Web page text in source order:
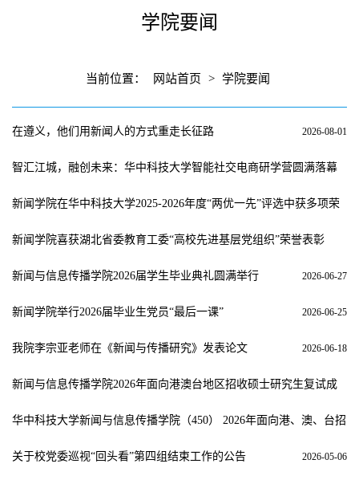
学院要闻
当前位置： 网站首页 > 学院要闻
在遵义，他们用新闻人的方式重走长征路 2026-08-01
智汇江城，融创未来：华中科技大学智能社交电商研学营圆满落幕
新闻学院在华中科技大学2025-2026年度“两优一先”评选中获多项荣
新闻学院喜获湖北省委教育工委“高校先进基层党组织”荣誉表彰
新闻与信息传播学院2026届学生毕业典礼圆满举行 2026-06-27
新闻学院举行2026届毕业生党员“最后一课” 2026-06-25
我院李宗亚老师在《新闻与传播研究》发表论文 2026-06-18
新闻与信息传播学院2026年面向港澳台地区招收硕士研究生复试成
华中科技大学新闻与信息传播学院（450） 2026年面向港、澳、台招
关于校党委巡视“回头看”第四组结束工作的公告 2026-05-06